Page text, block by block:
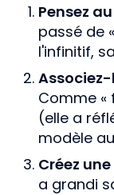
Pensez
passé de
l'infinitif,
Comme «
(elle a
modèle
Créez
a grandi